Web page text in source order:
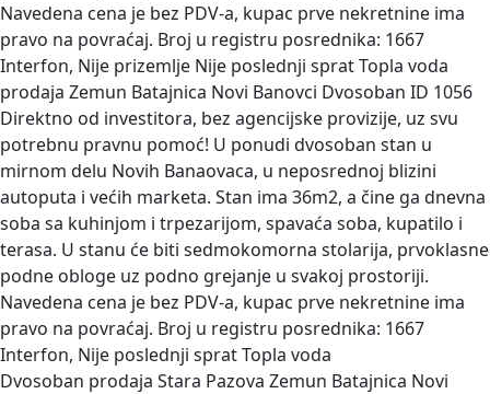
Navedena cena je bez PDV-a, kupac prve nekretnine ima
pravo na povraćaj. Broj u registru posrednika: 1667
Interfon, Nije prizemlje Nije poslednji sprat Topla voda
prodaja Zemun Batajnica Novi Banovci Dvosoban ID 1056
Direktno od investitora, bez agencijske provizije, uz svu
potrebnu pravnu pomoć! U ponudi dvosoban stan u
mirnom delu Novih Banaovaca, u neposrednoj blizini
autoputa i većih marketa. Stan ima 36m2, a čine ga dnevna
soba sa kuhinjom i trpezarijom, spavaća soba, kupatilo i
terasa. U stanu će biti sedmokomorna stolarija, prvoklasne
podne obloge uz podno grejanje u svakoj prostoriji.
Navedena cena je bez PDV-a, kupac prve nekretnine ima
pravo na povraćaj. Broj u registru posrednika: 1667
Interfon, Nije poslednji sprat Topla voda
Dvosoban prodaja Stara Pazova Zemun Batajnica Novi